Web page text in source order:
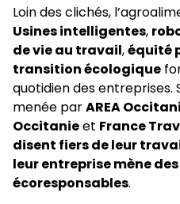
Loin des clichés,
Usines intelligentes,
de vie au travail,équité
transition écologique
quotidien des entreprises.
menée parAREA
Occitanieet France
disent fiers de leur
leur entreprise mène
écoresponsables.